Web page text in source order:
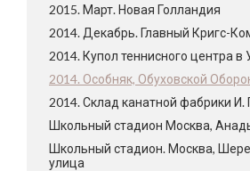
2015. Март. Новая Голландия
2014. Декабрь. Главный Кригс-
2014. Купол теннисного центра в
2014. Особняк, Обуховской
2014. Склад канатной фабрики И.
Школьный стадион Москва,
Школьный стадион. Москва,
улица